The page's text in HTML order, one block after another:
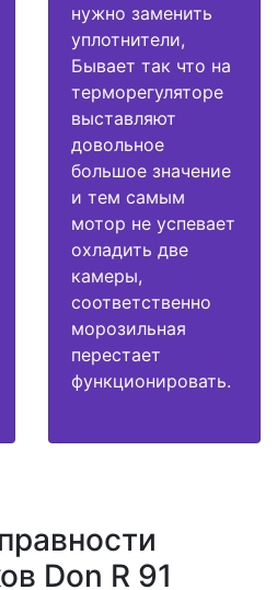
нужно заменить
уплотнители,
Бывает так что на
терморегуляторе
выставляют
довольное
большое значение
и тем самым
мотор не успевает
охладить две
камеры,
соответственно
морозильная
перестает
функционировать.
Don R 91